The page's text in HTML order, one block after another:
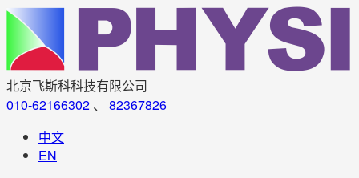
北京飞斯科科技有限公司
010-62166302 、 82367826
中文
EN